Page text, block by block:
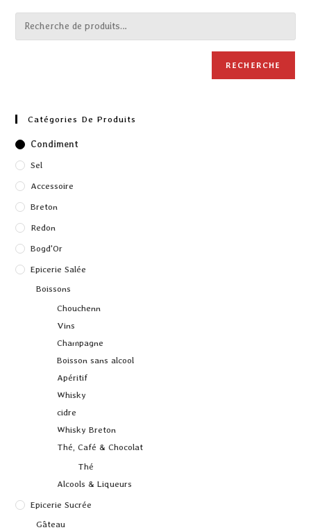
RECHERCHE
Catégories De Produits
Condiment
Sel
Accessoire
Breton
Redon
Bogd'Or
Epicerie Salée
Boissons
Chouchenn
Vins
Champagne
Boisson sans alcool
Apéritif
Whisky
cidre
Whisky Breton
Thé, Café & Chocolat
Thé
Alcools & Liqueurs
Epicerie Sucrée
Gâteau